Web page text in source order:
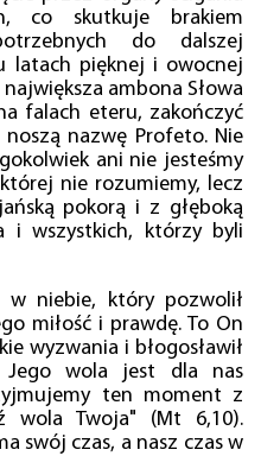
co skutkuje brakiem
do dalszej
latach pięknej i owocnej
ambona Słowa
falach eteru, zakończyć
nazwę Profeto. Nie
ani nie jesteśmy
nie rozumiemy, lecz
pokorą i z głęboką
i wszystkich, którzy byli
w niebie, który pozwolił
miłość i prawdę. To On
wyzwania i błogosławił
Jego wola jest dla nas
ten moment z
wola Twoja" (Mt 6,10).
swój czas, a nasz czas w